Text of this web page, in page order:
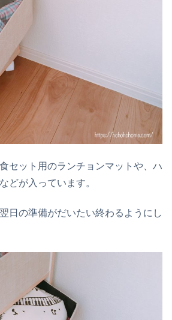
セット用のランチョンマットや、ハ
どが入っています。
日の準備がだいたい終わるようにし